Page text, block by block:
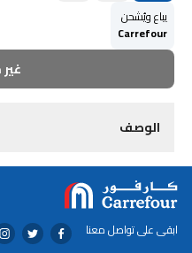
يباع ويُشحن
Carrefour
الوصف
ابقى على تواصل معنا